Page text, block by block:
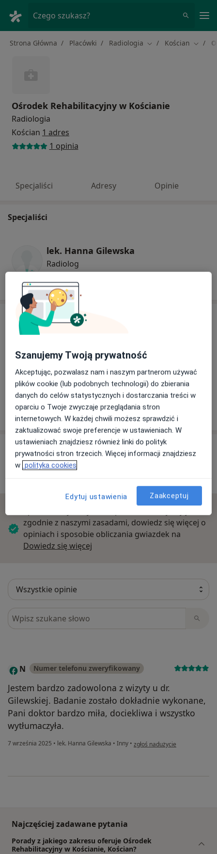
Czego szukasz?
Strona Główna Placówki Radiologia Zmień miasto
Kościan Zmień
Ośrodek Rehabilitacyjny w Kościanie
Radiologia
Kościan 1 adres
1 opinia
Specjaliści Adresy Opinie
Specjaliści
lek. Hanna Gilewska
Radiolog
Adres
Powiększ mapę
Ośrodek Rehabilitacyjny w Kościanie
Bączkowskiego. 11a., 64-000 Kościan
Opinie o specjalistach (1)
zgodnie z naszymi zasadami, dowiedz się więcej o
opiniach i sposobie obliczania gwiazdek na
Dowiedz się więcej
Szukaj w opiniach
N Numer telefonu zweryfikowany
Jestem bardzo zadowolona z wizyty u dr.
Gilewskiej. Badanie zostało dokładnie wykonane,
Pani doktor bardzo miła, dociekliwa i wszystko
wytłumaczyła.
7 września 2025 • lek. Hanna Gilewska • Inny • w opinii użytkownika N
zgłoś nadużycie
Najczęściej zadawane pytania
Porady z jakiego zakresu oferuje Ośrodek
Rehabilitacyjny w Kościanie, Kościan?
Szanujemy Twoją prywatność
Akceptując, pozwalasz nam i naszym partnerom używać
plików cookie (lub podobnych technologii) do zbierania
danych do celów statystycznych i dostarczania treści w
oparciu o Twoje zwyczaje przeglądania stron
internetowych. W każdej chwili możesz sprawdzić i
zaktualizować swoje preferencje w ustawieniach. W
ustawieniach znajdziesz również linki do polityk
prywatności stron trzecich. Więcej informacji znajdziesz
w polityka cookies
Edytuj ustawienia Zaakceptuj